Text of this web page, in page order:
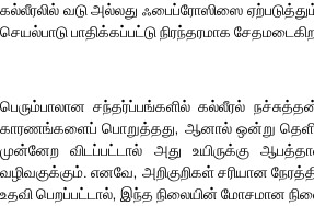
கல்லீரலில் வடு அல்லது ஃபைப்ரோஸிஸை
செயல்பாடு பாதிக்கப்பட்டு நிரந்தரமாக
பெரும்பாலான சந்தர்ப்பங்களில் கல்லீரல்
காரணங்களைப் பொறுத்தது, ஆனால் ஒன்று
முன்னேற விடப்பட்டால் அது உயிருக்கு
வழிவகுக்கும். எனவே, அறிகுறிகள் சரியான
உதவி பெறப்பட்டால், இந்த நிலையின் மோசமான